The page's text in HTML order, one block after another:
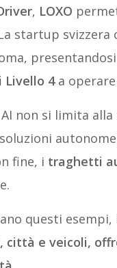
, LOXO
startup svizzera
Livello 4a
AI non si limita
fine, i traghetti
questi esempi,
città e veicoli,